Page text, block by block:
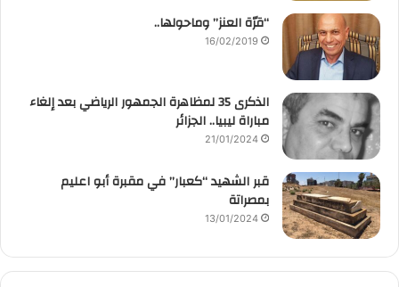
“قرّة العنز” وماحولها..
16/02/2019
الذكرى 35 لمظاهرة الجمهور الرياضي بعد إلغاء
مباراة ليبيا.. الجزائر
21/01/2024
قبر الشهيد “كعبار” في مقبرة أبو اعليم
بمصراتة
13/01/2024